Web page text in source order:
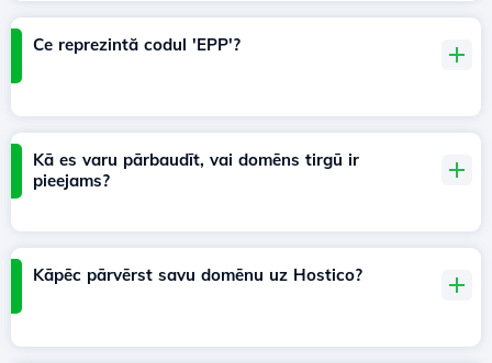
Ce reprezintă codul 'EPP'?
Kā es varu pārbaudīt, vai domēns tirgū ir
pieejams?
Kāpēc pārvērst savu domēnu uz Hostico?